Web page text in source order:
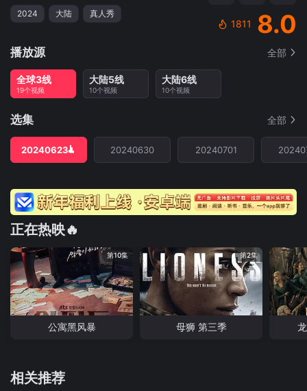
2024 大陆 真人秀
1811 8.0
播放源 全部
全球3线
19个视频
大陆5线
10个视频
大陆6线
10个视频
选集 全部
20240623 20240630 20240701
正在热映🔥
第10集
公寓黑风暴
第2集
母狮 第三季
相关推荐